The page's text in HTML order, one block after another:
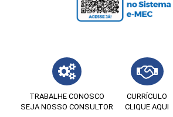
TRABALHE CONOSCO
SEJA NOSSO CONSULTOR
CURRÍCULO
CLIQUE AQUI